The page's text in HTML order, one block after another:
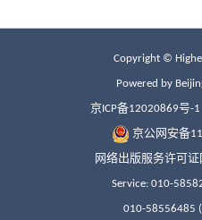
Copyright ©
Powered by
京ICP备12020869号-1
京公网安备
网络出版服务许可
Service: 010-
010-58556485